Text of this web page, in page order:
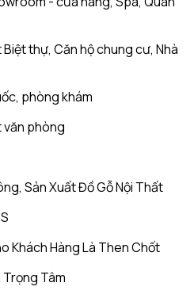
thự, Căn hộ chung cư, Nhà
phòng khám
văn phòng
Sản Xuất Đồ Gỗ Nội Thất
Khách Hàng Là Then Chốt
Trọng Tâm